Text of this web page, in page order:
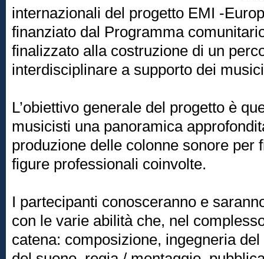
internazionali del progetto EMI -
finanziato dal Programma
finalizzato alla costruzione di un
interdisciplinare a supporto dei
L’obiettivo generale del progetto è
musicisti una panoramica
produzione delle colonne sonore per
figure professionali coinvolte.
I partecipanti conosceranno e
con le varie abilità che, nel
catena: composizione, ingegneria